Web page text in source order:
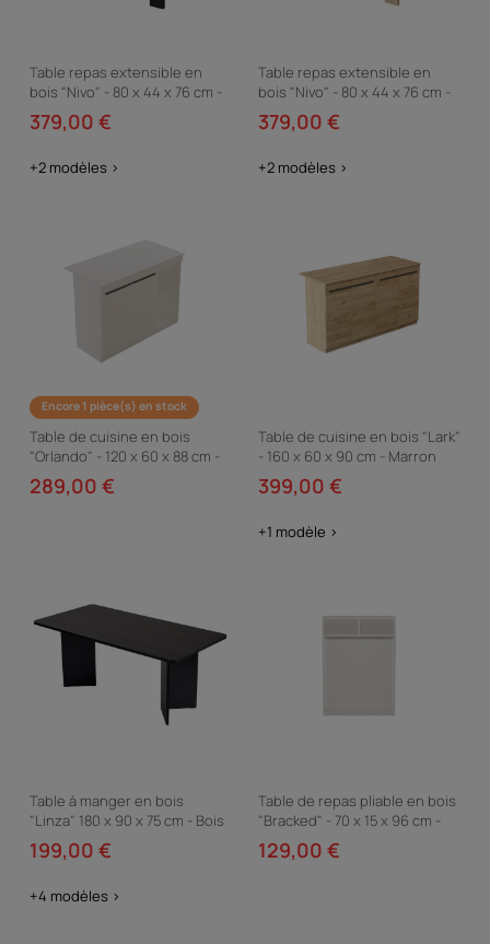
Table repas extensible en
bois "Nivo" - 80 x 44 x 76 cm -
Noir
379,00 €
+2 modèles >
Table repas extensible en
bois "Nivo" - 80 x 44 x 76 cm -
Beige
379,00 €
+2 modèles >
Encore 1 pièce(s) en stock
Table de cuisine en bois
"Orlando" - 120 x 60 x 88 cm -
Blanc
289,00 €
Table de cuisine en bois "Lark"
- 160 x 60 x 90 cm - Marron
399,00 €
+1 modèle >
Table à manger en bois
"Linza" 180 x 90 x 75 cm - Bois
Noir
199,00 €
+4 modèles >
Table de repas pliable en bois
"Bracked" - 70 x 15 x 96 cm -
Blanc
129,00 €